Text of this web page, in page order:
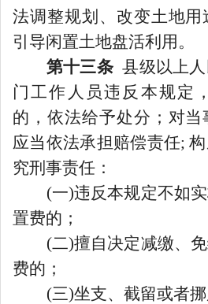
法调整规划、改变土地用
引导闲置土地盘活利用。
第十三条 县级以上
门工作人员违反本规定
的，依法给予处分 ； 对当
应当依法承担赔偿责任;
究刑事责任：
(一)违反本规定不如
置费的 ；
(二)擅自决定减缴、
费的 ；
(三)坐支、截留或者